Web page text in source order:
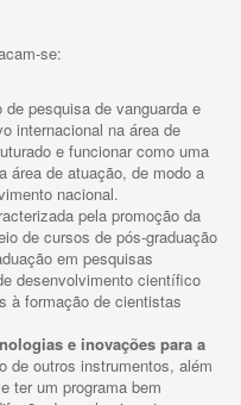
se:
pesquisa de vanguarda e
internacional na área de
e funcionar como uma
área de atuação, de modo a
nacional.
pela promoção da
de cursos de pós-graduação
em pesquisas
desenvolvimento científico
à formação de cientistas
e inovações para a
de outros instrumentos, além
ter um programa bem